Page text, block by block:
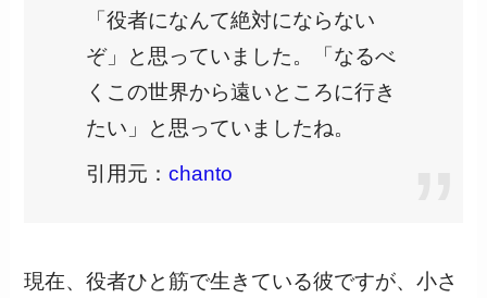
「役者になんて絶対にならない
ぞ」と思っていました。「なるべ
くこの世界から遠いところに行き
たい」と思っていましたね。
引用元： chanto
現在、役者ひと筋で生きている彼ですが、小さ